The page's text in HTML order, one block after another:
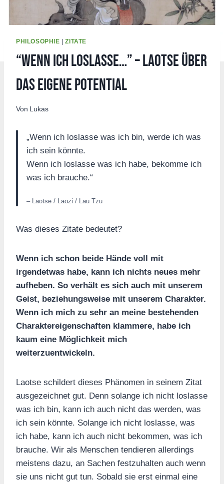
PHILOSOPHIE |ZITATE
“Wenn ich loslasse…” – Laotse über
das eigene Potential
Von Lukas
„Wenn ich loslasse was ich bin, werde ich was
ich sein könnte.
Wenn ich loslasse was ich habe, bekomme ich
was ich brauche.“
– Laotse / Laozi / Lau Tzu
Was dieses Zitate bedeutet?
Wenn ich schon beide Hände voll mit
irgendetwas habe, kann ich nichts neues mehr
aufheben. So verhält es sich auch mit unserem
Geist, beziehungsweise mit unserem Charakter.
Wenn ich mich zu sehr an meine bestehenden
Charaktereigenschaften klammere, habe ich
kaum eine Möglichkeit mich
weiterzuentwickeln.
Laotse schildert dieses Phänomen in seinem Zitat
ausgezeichnet gut. Denn solange ich nicht loslasse
was ich bin, kann ich auch nicht das werden, was
ich sein könnte. Solange ich nicht loslasse, was
ich habe, kann ich auch nicht bekommen, was ich
brauche. Wir als Menschen tendieren allerdings
meistens dazu, an Sachen festzuhalten auch wenn
sie uns nicht gut tun. Sobald sie erst einmal eine